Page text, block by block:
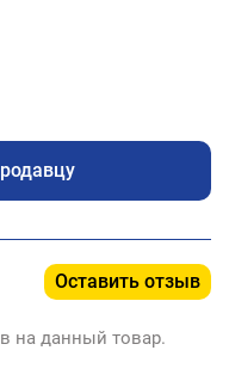
Оставить отзыв
на данный товар.